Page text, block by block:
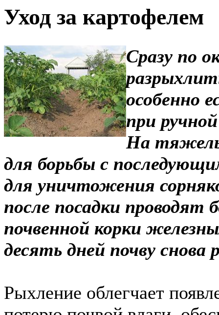
Уход за картофелем
Сразу по
особенно
при
На
для борьбы с
для уничтожения
после посадки проводят
почвенной корки
десять дней почву снова
Рыхление облегчает